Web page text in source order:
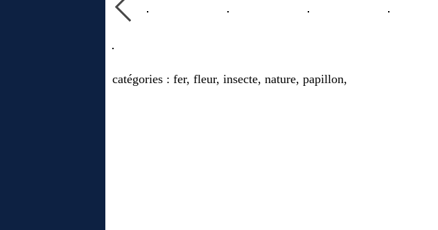
catégories : fer, fleur, insecte, nature, papillon,